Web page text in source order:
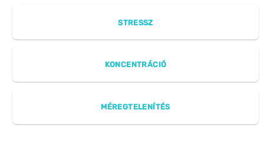
STRESSZ
KONCENTRÁCIÓ
MÉREGTELENÍTÉS